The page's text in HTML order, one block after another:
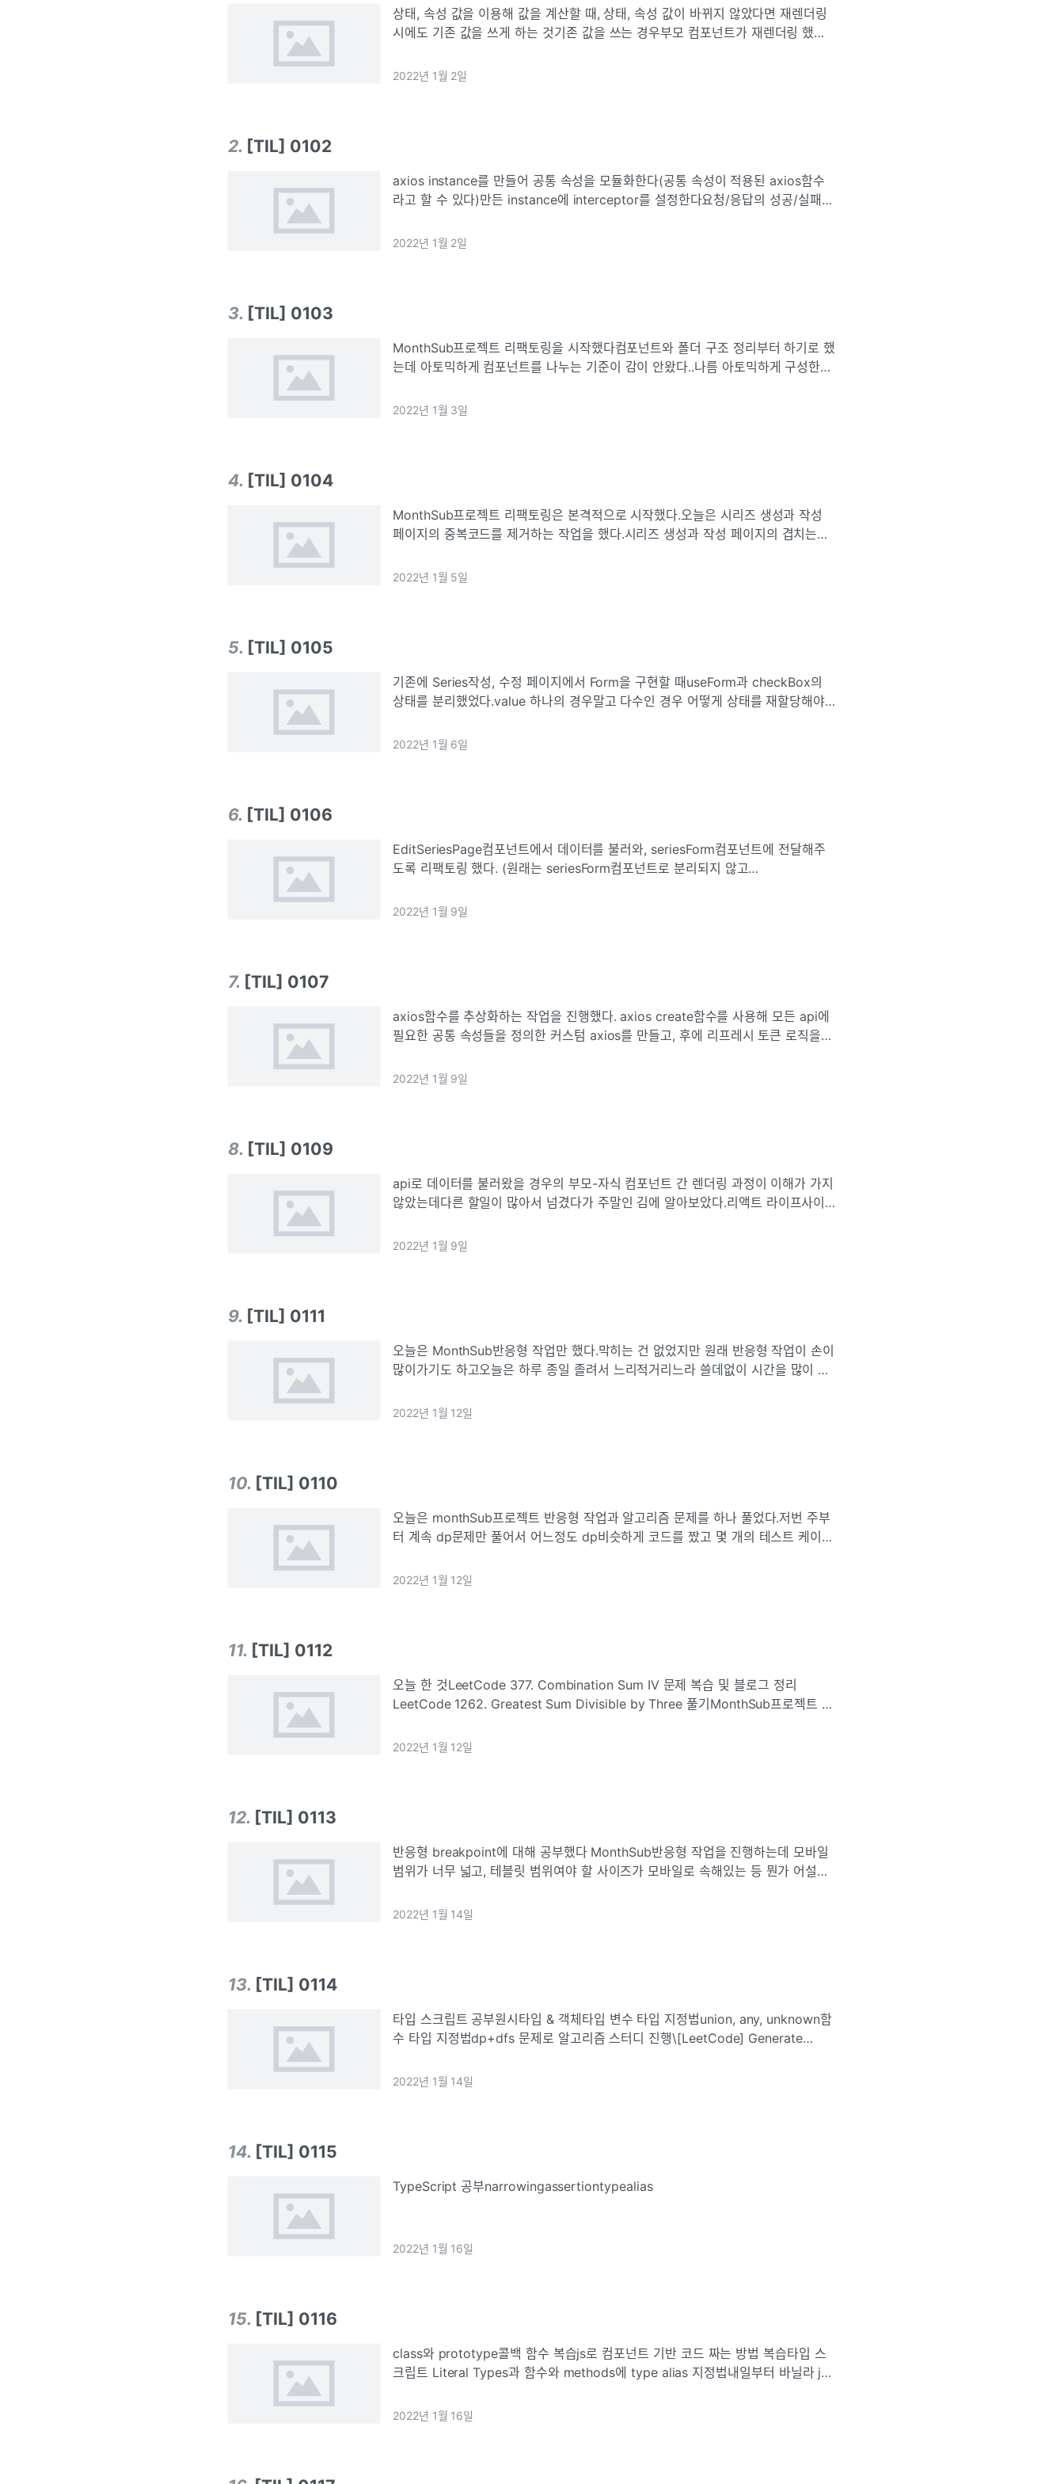
상태, 속성 값을 이용해 값을 계산할 때, 상태, 속성 값이 바뀌지 않았다면 재렌더링
시에도 기존 값을 쓰게 하는 것기존 값을 쓰는 경우부모 컴포넌트가 재렌더링 했을
마다가 아니고, 필요
2022년 1월 2일
2. [TIL] 0102
axios instance를 만들어 공통 속성을 모듈화한다(공통 속성이 적용된 axios함수
라고 할 수 있다)만든 instance에 interceptor를 설정한다요청/응답의 성공/실패
2022년 1월 2일
3. [TIL] 0103
MonthSub프로젝트 리팩토링을 시작했다컴포넌트와 폴더 구조 정리부터 하기로 했
는데 아토믹하게 컴포넌트를 나누는 기준이 감이 안왔다..나름 아토믹하게 구성한
예시만 있어서 실제 프로젝트 구
2022년 1월 3일
4. [TIL] 0104
MonthSub프로젝트 리팩토링은 본격적으로 시작했다.오늘은 시리즈 생성과 작성
페이지의 중복코드를 제거하는 작업을 했다.시리즈 생성과 작성 페이지의 겹치는
컴포넌트를 내부 컴포
2022년 1월 5일
5. [TIL] 0105
기존에 Series작성, 수정 페이지에서 Form을 구현할 때useForm과 checkBox의
상태를 분리했었다.value 하나의 경우말고 다수인 경우 어떻게 상태를 재할당해야
2022년 1월 6일
6. [TIL] 0106
EditSeriesPage컴포넌트에서 데이터를 불러와, seriesForm컴포넌트에 전달해주
도록 리팩토링 했다. (원래는 seriesForm컴포넌트로 분리되지 않고
태 변화 과정
2022년 1월 9일
7. [TIL] 0107
axios함수를 추상화하는 작업을 진행했다. axios create함수를 사용해 모든 api에
필요한 공통 속성들을 정의한 커스텀 axios를 만들고, 후에 리프레시 토큰 로직을
2022년 1월 9일
8. [TIL] 0109
api로 데이터를 불러왔을 경우의 부모-자식 컴포넌트 간 렌더링 과정이 이해가 가지
않았는데다른 할일이 많아서 넘겼다가 주말인 김에 알아보았다.리액트 라이프사이
아서 직접 콘솔을 찍어보았다.c
2022년 1월 9일
9. [TIL] 0111
오늘은 MonthSub반응형 작업만 했다.막히는 건 없었지만 원래 반응형 작업이 손이
많이가기도 하고오늘은 하루 종일 졸려서 느리적거리느라 쓸데없이 시간을 많이 쓴
밤낮을 바꿔야겠다..
2022년 1월 12일
10. [TIL] 0110
오늘은 monthSub프로젝트 반응형 작업과 알고리즘 문제를 하나 풀었다.저번 주부
터 계속 dp문제만 풀어서 어느정도 dp비슷하게 코드를 짰고 몇 개의 테스트 케이스
계속 코드를 수정해봤는
2022년 1월 12일
11. [TIL] 0112
오늘 한 것LeetCode 377. Combination Sum IV 문제 복습 및 블로그 정리
LeetCode 1262. Greatest Sum Divisible by Three 풀기MonthSub프로젝트 반
2022년 1월 12일
12. [TIL] 0113
반응형 breakpoint에 대해 공부했다 MonthSub반응형 작업을 진행하는데 모바일
범위가 너무 넓고, 테블릿 범위여야 할 사이즈가 모바일로 속해있는 등 뭔가 어설펐
회에 제대로 이해
2022년 1월 14일
13. [TIL] 0114
타입 스크립트 공부원시타입 & 객체타입 변수 타입 지정법union, any, unknown함
수 타입 지정법dp+dfs 문제로 알고리즘 스터디 진행\[LeetCode] Generate
2022년 1월 14일
14. [TIL] 0115
TypeScript 공부narrowingassertiontypealias
2022년 1월 16일
15. [TIL] 0116
class와 prototype콜백 함수 복습js로 컴포넌트 기반 코드 짜는 방법 복습타입 스
크립트 Literal Types과 함수와 methods에 type alias 지정법내일부터 바닐라 js
2022년 1월 16일